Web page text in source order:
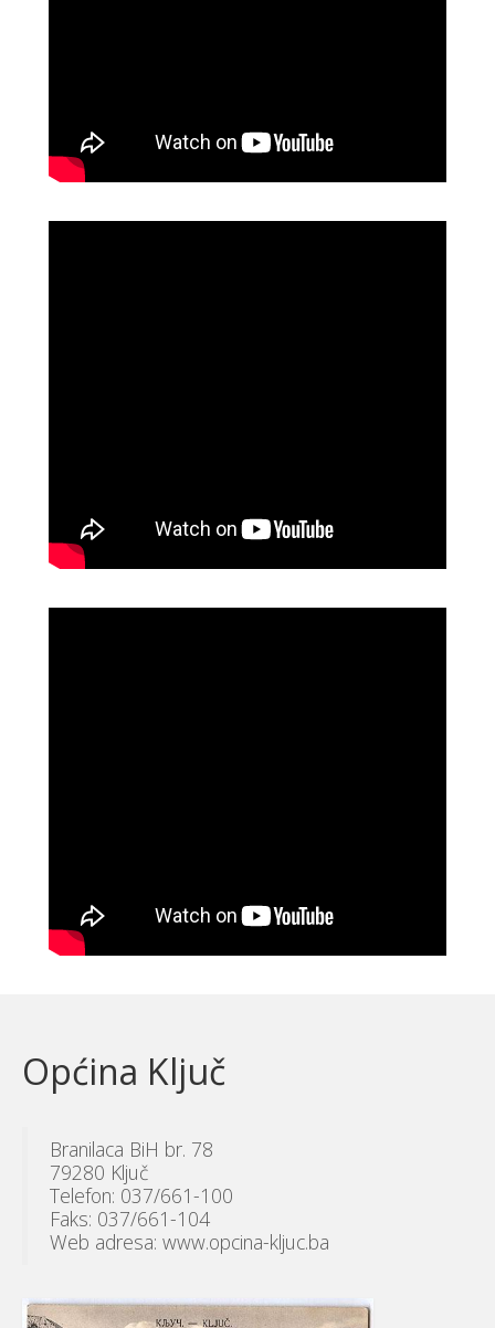
Općina Ključ
Branilaca BiH br. 78
79280 Ključ
Telefon: 037/661-100
Faks: 037/661-104
Web adresa: www.opcina-kljuc.ba